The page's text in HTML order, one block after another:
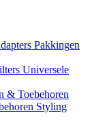
Pakkingen
Universele
& Toebehoren
Styling